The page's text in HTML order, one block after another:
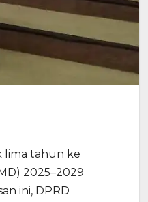
lima tahun ke
2025–2029
ini, DPRD